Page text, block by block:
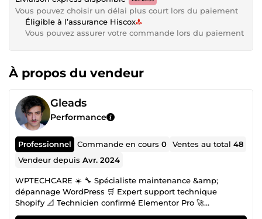
Vous pouvez choisir un délai plus court lors du paiement
Éligible à l’assurance Hiscox
Vous pouvez assurer votre commande lors du paiement
À propos du vendeur
Gleads
Performance
Professionnel Commande en cours0 Ventes au total48
Vendeur depuisAvr. 2024
WPTECHCARE ☀️ 🔧 Spécialiste maintenance &amp;
dépannage WordPress 🛒 Expert support technique
Shopify 📐 Technicien confirmé Elementor Pro 🚀
Optimisation technique &amp; performances SEO 🤖